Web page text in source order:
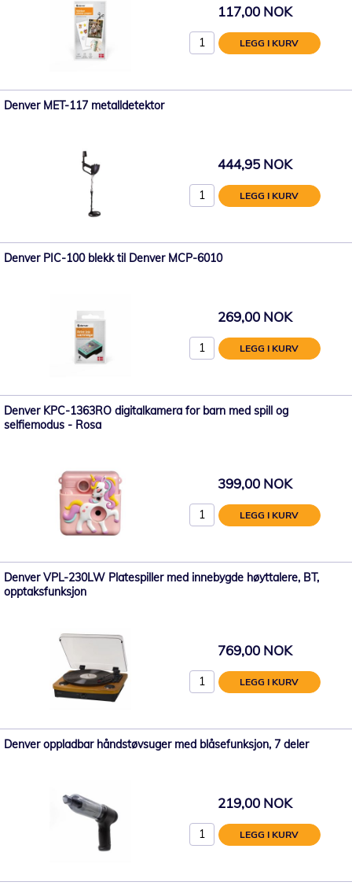
117,00 NOK
LEGG I KURV
Denver MET-117 metalldetektor
444,95 NOK
LEGG I KURV
Denver PIC-100 blekk til Denver MCP-6010
269,00 NOK
LEGG I KURV
Denver KPC-1363RO digitalkamera for barn med spill og
selfiemodus - Rosa
399,00 NOK
LEGG I KURV
Denver VPL-230LW Platespiller med innebygde høyttalere, BT,
opptaksfunksjon
769,00 NOK
LEGG I KURV
Denver oppladbar håndstøvsuger med blåsefunksjon, 7 deler
219,00 NOK
LEGG I KURV